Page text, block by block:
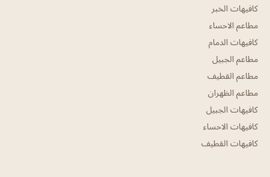
كافيهات الخبر
مطاعم الاحساء
كافيهات الدمام
مطاعم الجبيل
مطاعم القطيف
مطاعم الظهران
كافيهات الجبيل
كافيهات الاحساء
كافيهات القطيف